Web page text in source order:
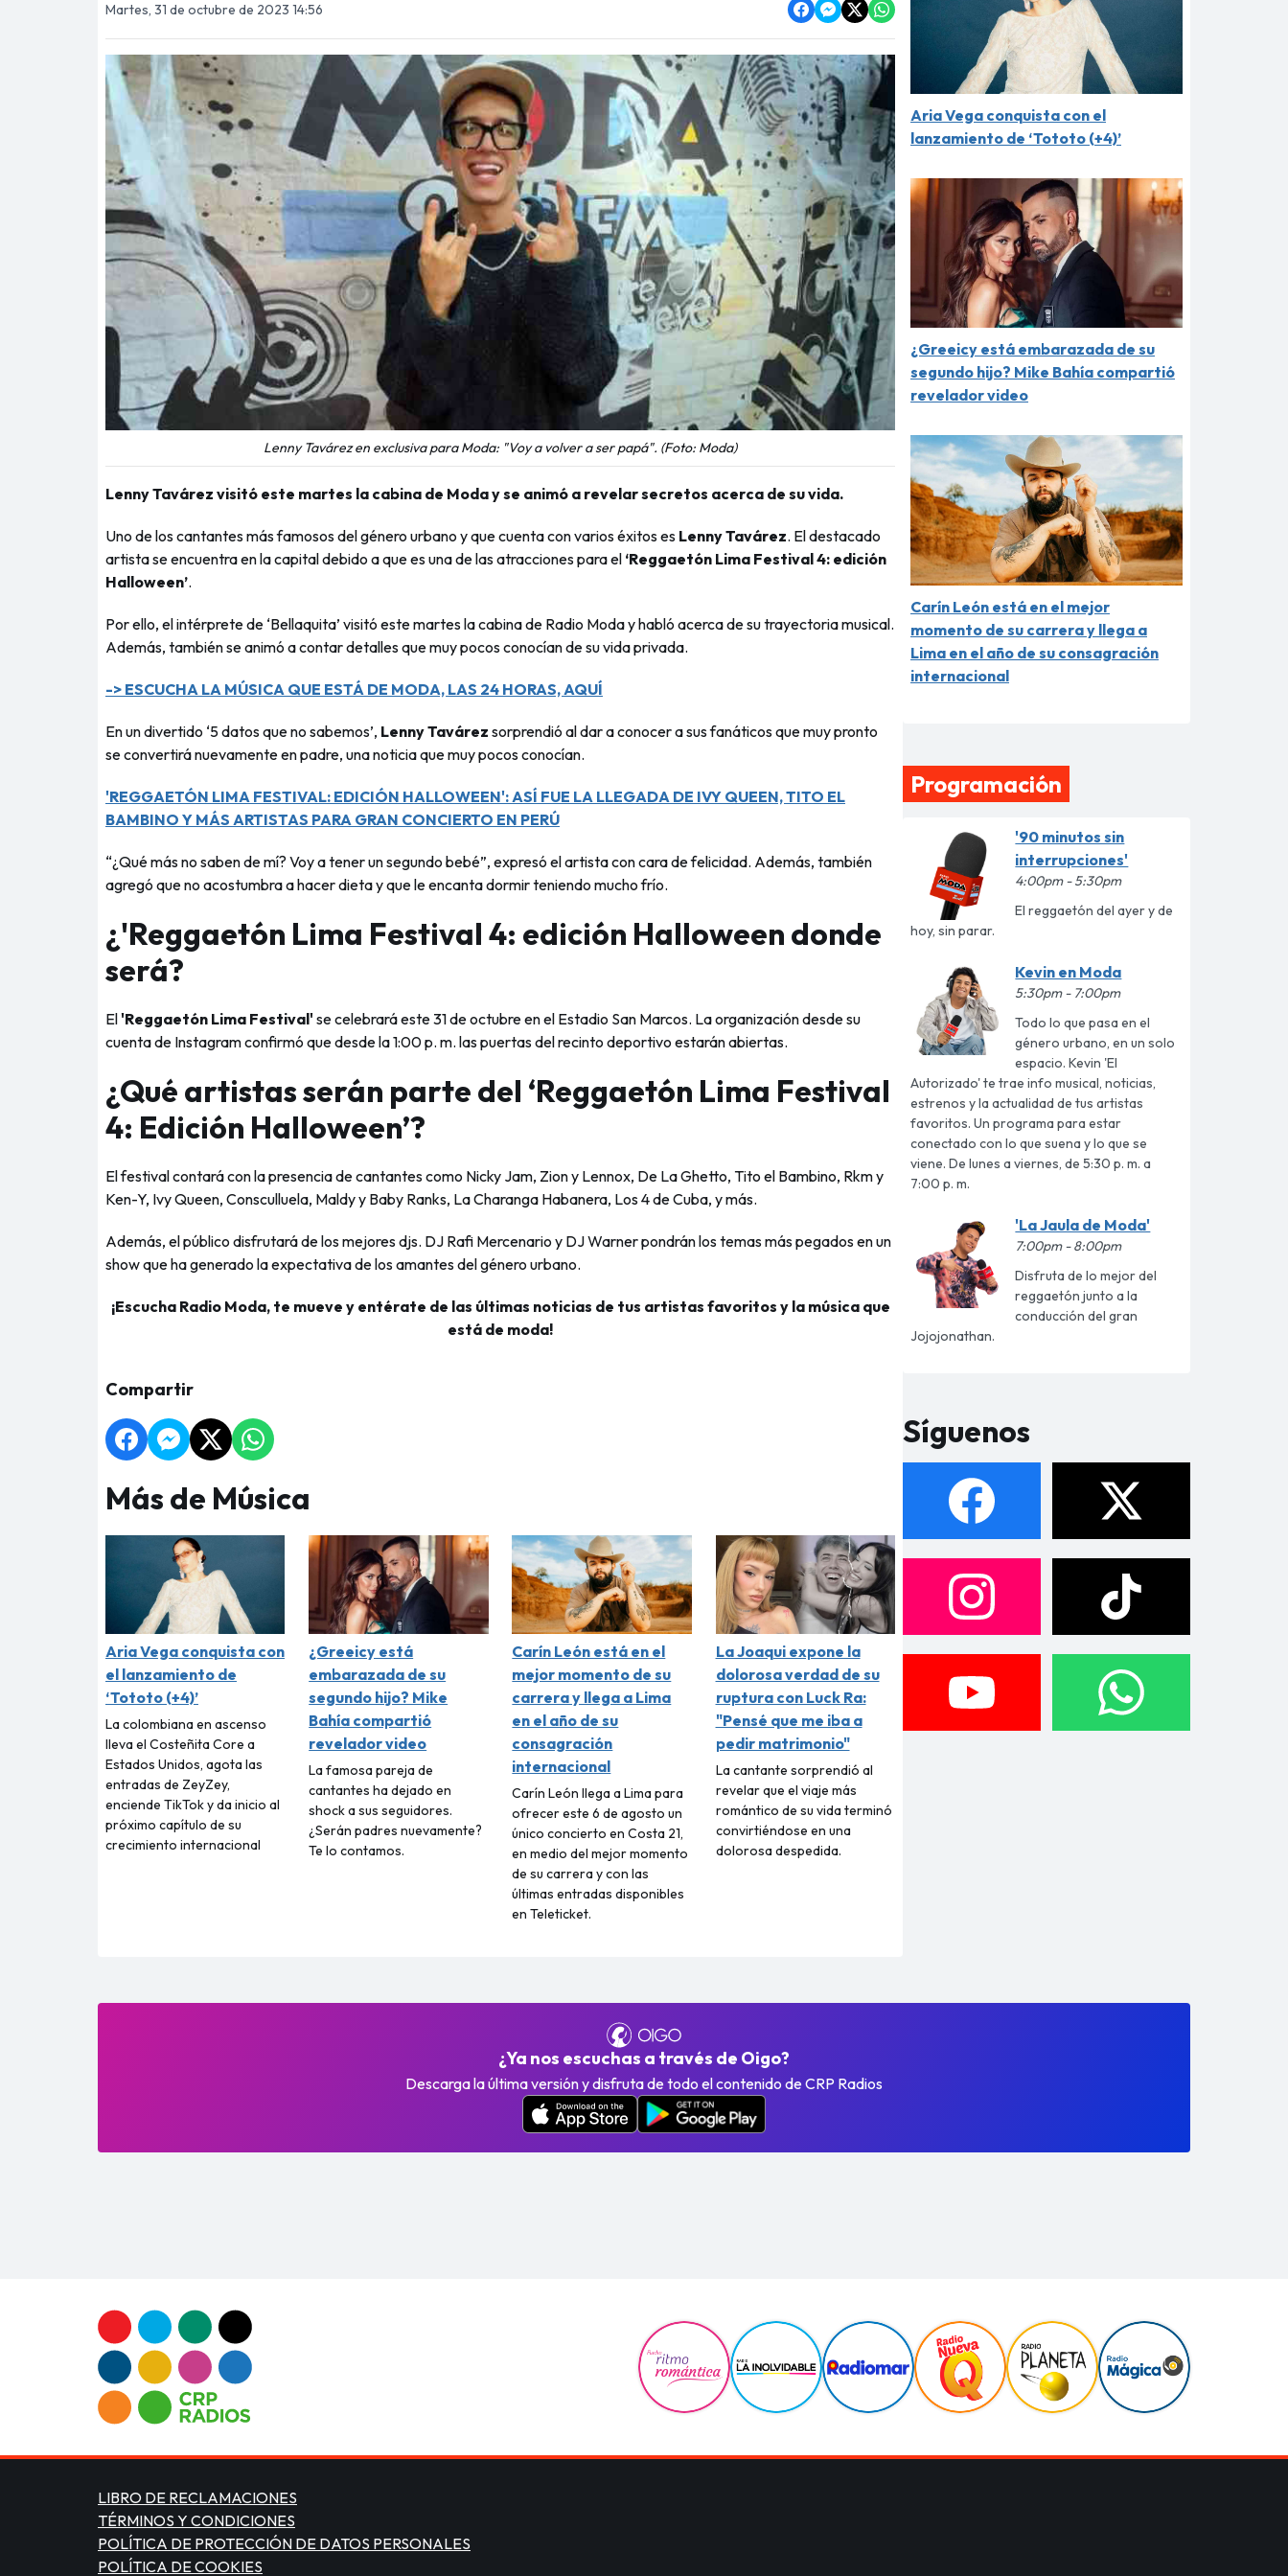
Martes, 31 de octubre de 2023 14:56
Lenny Tavárez en exclusiva para Moda: "Voy a volver a ser papá". (Foto: Moda)
Lenny Tavárez visitó este martes la cabina de Moda y se animó a revelar secretos acerca de su vida.
Uno de los cantantes más famosos del género urbano y que cuenta con varios éxitos es Lenny Tavárez. El destacado
artista se encuentra en la capital debido a que es una de las atracciones para el ‘Reggaetón Lima Festival 4: edición
Halloween’.
Por ello, el intérprete de ‘Bellaquita’ visitó este martes la cabina de Radio Moda y habló acerca de su trayectoria musical.
Además, también se animó a contar detalles que muy pocos conocían de su vida privada.
-> ESCUCHA LA MÚSICA QUE ESTÁ DE MODA, LAS 24 HORAS, AQUÍ
En un divertido ‘5 datos que no sabemos’, Lenny Tavárez sorprendió al dar a conocer a sus fanáticos que muy pronto
se convertirá nuevamente en padre, una noticia que muy pocos conocían.
'REGGAETÓN LIMA FESTIVAL: EDICIÓN HALLOWEEN': ASÍ FUE LA LLEGADA DE IVY QUEEN, TITO EL
BAMBINO Y MÁS ARTISTAS PARA GRAN CONCIERTO EN PERÚ
“¿Qué más no saben de mí? Voy a tener un segundo bebé”, expresó el artista con cara de felicidad. Además, también
agregó que no acostumbra a hacer dieta y que le encanta dormir teniendo mucho frío.
¿'Reggaetón Lima Festival 4: edición Halloween donde
será?
El'Reggaetón Lima Festival'se celebrará este 31 de octubre en el Estadio San Marcos. La organización desde su
cuenta de Instagram confirmó que desde la 1:00 p. m. las puertas del recinto deportivo estarán abiertas.
¿Qué artistas serán parte del ‘Reggaetón Lima Festival
4: Edición Halloween’?
El festival contará con la presencia de cantantes como Nicky Jam, Zion y Lennox, De La Ghetto, Tito el Bambino, Rkm y
Ken-Y, Ivy Queen, Consculluela, Maldy y Baby Ranks, La Charanga Habanera, Los 4 de Cuba, y más.
Además, el público disfrutará de los mejores djs. DJ Rafi Mercenario y DJ Warner pondrán los temas más pegados en un
show que ha generado la expectativa de los amantes del género urbano.
¡Escucha Radio Moda, te mueve y entérate de las últimas noticias de tus artistas favoritos y la música que
está de moda!
Compartir
Más de Música
Aria Vega conquista con
el lanzamiento de
‘Tototo (+4)’
La colombiana en ascenso
lleva el Costeñita Core a
Estados Unidos, agota las
entradas de ZeyZey,
enciende TikTok y da inicio al
próximo capítulo de su
crecimiento internacional
¿Greeicy está
embarazada de su
segundo hijo? Mike
Bahía compartió
revelador video
La famosa pareja de
cantantes ha dejado en
shock a sus seguidores.
¿Serán padres nuevamente?
Te lo contamos.
Carín León está en el
mejor momento de su
carrera y llega a Lima
en el año de su
consagración
internacional
Carín León llega a Lima para
ofrecer este 6 de agosto un
único concierto en Costa 21,
en medio del mejor momento
de su carrera y con las
últimas entradas disponibles
en Teleticket.
La Joaqui expone la
dolorosa verdad de su
ruptura con Luck Ra:
"Pensé que me iba a
pedir matrimonio"
La cantante sorprendió al
revelar que el viaje más
romántico de su vida terminó
convirtiéndose en una
dolorosa despedida.
Aria Vega conquista con el
lanzamiento de ‘Tototo (+4)’
¿Greeicy está embarazada de su
segundo hijo? Mike Bahía compartió
revelador video
Carín León está en el mejor
momento de su carrera y llega a
Lima en el año de su consagración
internacional
Programación
'90 minutos sin
interrupciones'
4:00pm - 5:30pm
El reggaetón del ayer y de
hoy, sin parar.
Kevin en Moda
5:30pm - 7:00pm
Todo lo que pasa en el
género urbano, en un solo
espacio. Kevin 'El
Autorizado' te trae info musical, noticias,
estrenos y la actualidad de tus artistas
favoritos. Un programa para estar
conectado con lo que suena y lo que se
viene. De lunes a viernes, de 5:30 p. m. a
7:00 p. m.
'La Jaula de Moda'
7:00pm - 8:00pm
Disfruta de lo mejor del
reggaetón junto a la
conducción del gran
Jojojonathan.
Síguenos
¿Ya nos escuchas a través de Oigo?
Descarga la última versión y disfruta de todo el contenido de CRP Radios
LIBRO DE RECLAMACIONES
TÉRMINOS Y CONDICIONES
POLÍTICA DE PROTECCIÓN DE DATOS PERSONALES
POLÍTICA DE COOKIES
POLITICA DE COOKIES
Nuestro sitio web emplea cookies y herramientas similares para distintas finalidades. Revise nuestra
Política de Cookies para informarse al respecto. Si está de acuerdo, marque “Aceptar todo". Ver
Cookies estrictamente necesarias